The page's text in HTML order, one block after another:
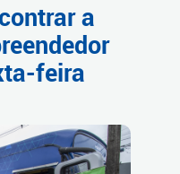
a
feira